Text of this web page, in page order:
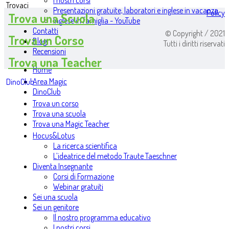
Presentazioni gratuite, laboratori e inglese in vacanza
Inglese in famiglia - YouTube
Contatti
Blog
Recensioni
Home
Area Magic
DinoClub
Trova un corso
Trova una scuola
Trova una Magic Teacher
Hocus&Lotus
La ricerca scientifica
L’ideatrice del metodo Traute Taeschner
Diventa Insegnante
Corsi di Formazione
Webinar gratuiti
Sei una scuola
Sei un genitore
Il nostro programma educativo
Trovaci
Trova una Scuola
Trova un Corso
Trova una Teacher
DinoClub
Policy
© Copyright / 2021
Tutti i diritti riservati